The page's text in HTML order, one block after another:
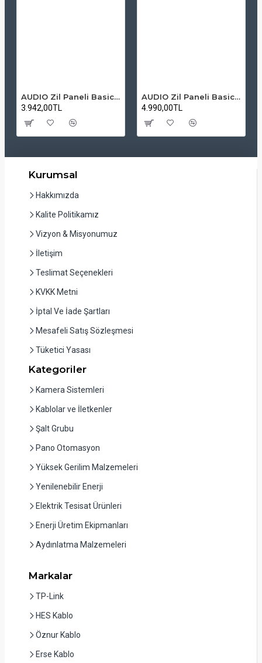
AUDIO Zil Paneli Basic Hpli Çift Buton 14'lü Sesli Apartman Diafon Kapı Paneli
3.942,00TL
AUDIO Zil Paneli Basic Hpli Çift Buton 20'li Sesli Apartman Diafon Kapı Paneli
4.990,00TL
Kurumsal
Hakkımızda
Kalite Politikamız
Vizyon & Misyonumuz
İletişim
Teslimat Seçenekleri
KVKK Metni
İptal Ve İade Şartları
Mesafeli Satış Sözleşmesi
Tüketici Yasası
Kategoriler
Kamera Sistemleri
Kablolar ve İletkenler
Şalt Grubu
Pano Otomasyon
Yüksek Gerilim Malzemeleri
Yenilenebilir Enerji
Elektrik Tesisat Ürünleri
Enerji Üretim Ekipmanları
Aydınlatma Malzemeleri
Markalar
TP-Link
HES Kablo
Öznur Kablo
Erse Kablo